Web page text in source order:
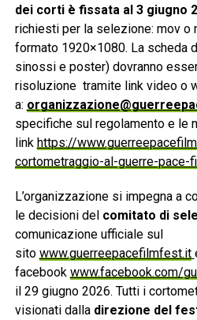
dei corti è fissata al 3 giugno
richiesti per la selezione: mov o
formato 1920×1080. La scheda
sinossi e poster) dovranno
risoluzione tramite link video o
a:
specifiche sul regolamento e le
link https://
cortometraggio-al-guerre-
L’organizzazione si impegna a
le decisioni del comitato di
comunicazione ufficiale sul
sito www.guerreepacefilmfest.it
facebook www.facebook.com/
il 29 giugno 2026. Tutti i
visionati dalla direzione del